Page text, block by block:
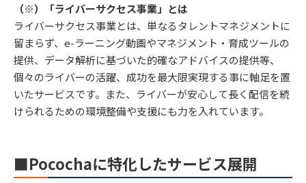
（※）「ライバーサクセス事業」とは
ライバーサクセス事業とは、単なるタレントマネジメントに
留まらず、e-ラーニング動画やマネジメント・育成ツールの
提供、データ解析に基づいた的確なアドバイスの提供等、
個々のライバーの活躍、成功を最大限実現する事に軸足を置
いたサービスです。また、ライバーが安心して長く配信を続
けられるための環境整備や支援にも力を入れています。
■Pocochaに特化したサービス展開